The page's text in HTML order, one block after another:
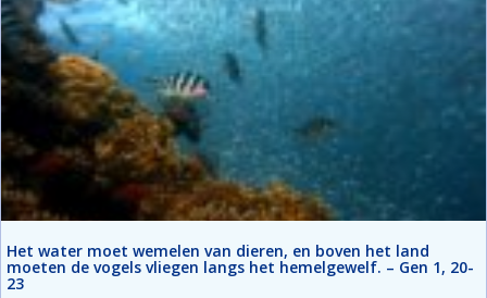
Het water moet wemelen van dieren, en boven het land
moeten de vogels vliegen langs het hemelgewelf. – Gen 1, 20-
23